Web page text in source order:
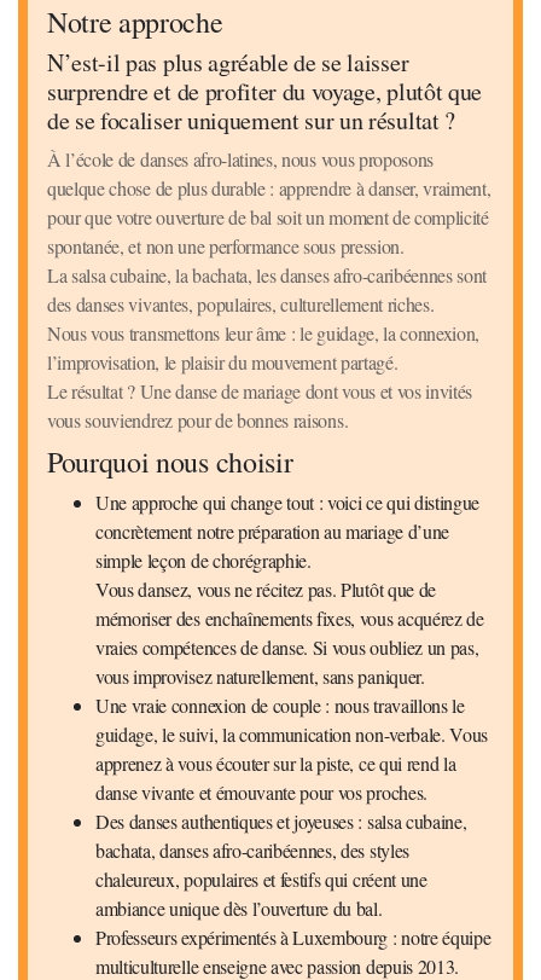
Notre approche
N’est-il pas plus agréable de se laisser
surprendre et de profiter du voyage, plutôt que
de se focaliser uniquement sur un résultat ?
À l’école de danses afro-latines, nous vous proposons
quelque chose de plus durable : apprendre à danser, vraiment,
pour que votre ouverture de bal soit un moment de complicité
spontanée, et non une performance sous pression.
La salsa cubaine, la bachata, les danses afro-caribéennes sont
des danses vivantes, populaires, culturellement riches.
Nous vous transmettons leur âme : le guidage, la connexion,
l’improvisation, le plaisir du mouvement partagé.
Le résultat ? Une danse de mariage dont vous et vos invités
vous souviendrez pour de bonnes raisons.
Pourquoi nous choisir
Une approche qui change tout : voici ce qui distingue
concrètement notre préparation au mariage d’une
simple leçon de chorégraphie.
Vous dansez, vous ne récitez pas. Plutôt que de
mémoriser des enchaînements fixes, vous acquérez de
vraies compétences de danse. Si vous oubliez un pas,
vous improvisez naturellement, sans paniquer.
Une vraie connexion de couple : nous travaillons le
guidage, le suivi, la communication non-verbale. Vous
apprenez à vous écouter sur la piste, ce qui rend la
danse vivante et émouvante pour vos proches.
Des danses authentiques et joyeuses : salsa cubaine,
bachata, danses afro-caribéennes, des styles
chaleureux, populaires et festifs qui créent une
ambiance unique dès l’ouverture du bal.
Professeurs expérimentés à Luxembourg : notre équipe
multiculturelle enseigne avec passion depuis 2013.